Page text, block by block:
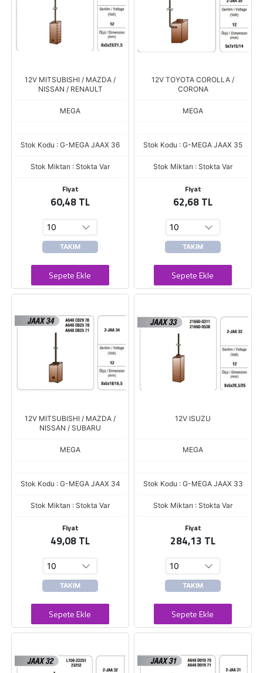
12V MITSUBISHI / MAZDA /
NISSAN / RENAULT
MEGA
Stok Kodu : G-MEGA JAAX 36
Stok Miktarı : Stokta Var
Fiyat
60,48 TL
TAKIM
Sepete Ekle
12V TOYOTA COROLLA /
CORONA
MEGA
Stok Kodu : G-MEGA JAAX 35
Stok Miktarı : Stokta Var
Fiyat
62,68 TL
TAKIM
Sepete Ekle
12V MITSUBISHI / MAZDA /
NISSAN / SUBARU
MEGA
Stok Kodu : G-MEGA JAAX 34
Stok Miktarı : Stokta Var
Fiyat
49,08 TL
TAKIM
Sepete Ekle
12V ISUZU
MEGA
Stok Kodu : G-MEGA JAAX 33
Stok Miktarı : Stokta Var
Fiyat
284,13 TL
TAKIM
Sepete Ekle